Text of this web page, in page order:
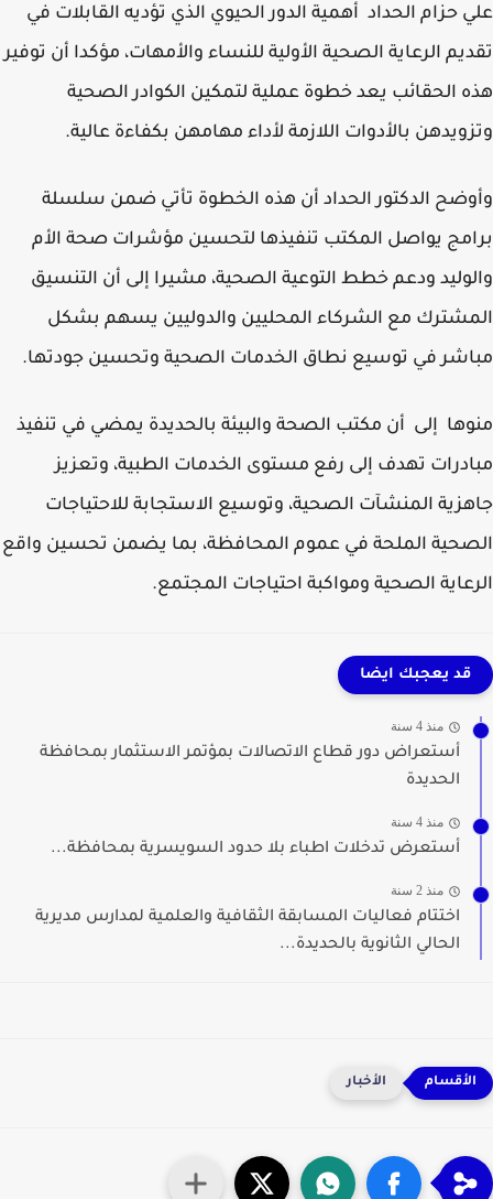
حزام الحداد أهمية الدور الحيوي الذي تؤديه القابلات في
الرعاية الصحية الأولية للنساء والأمهات، مؤكدا أن توفير
الحقائب يعد خطوة عملية لتمكين الكوادر الصحية
بالأدوات اللازمة لأداء مهامهن بكفاءة عالية.
الدكتور الحداد أن هذه الخطوة تأتي ضمن سلسلة
يواصل المكتب تنفيذها لتحسين مؤشرات صحة الأم
ودعم خطط التوعية الصحية، مشيرا إلى أن التنسيق
مع الشركاء المحليين والدوليين يسهم بشكل
في توسيع نطاق الخدمات الصحية وتحسين جودتها.
إلى أن مكتب الصحة والبيئة بالحديدة يمضي في تنفيذ
تهدف إلى رفع مستوى الخدمات الطبية، وتعزيز
المنشآت الصحية، وتوسيع الاستجابة للاحتياجات
الملحة في عموم المحافظة، بما يضمن تحسين واقع
الصحية ومواكبة احتياجات المجتمع.
قد يعجبك ايضا
منذ 4 سنة
أستعراض دور قطاع الاتصالات بمؤتمر الاستثمار بمحافظة
الحديدة
منذ 4 سنة
أستعرض تدخلات اطباء بلا حدود السويسرية بمحافظة...
منذ 2 سنة
اختتام فعاليات المسابقة الثقافية والعلمية لمدارس مديرية
الحالي الثانوية بالحديدة...
الأخبار